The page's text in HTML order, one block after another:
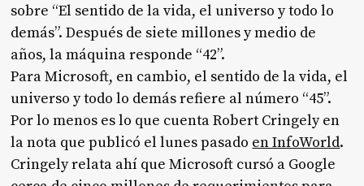
sobre “El sentido de la vida, el universo y todo lo
demás”. Después de siete millones y medio de
años, la máquina responde “42”.
Para Microsoft, en cambio, el sentido de la vida, el
universo y todo lo demás refiere al número “45”.
Por lo menos es lo que cuenta Robert Cringely en
la nota que publicó el lunes pasado en InfoWorld.
Cringely relata ahí que Microsoft cursó a Google